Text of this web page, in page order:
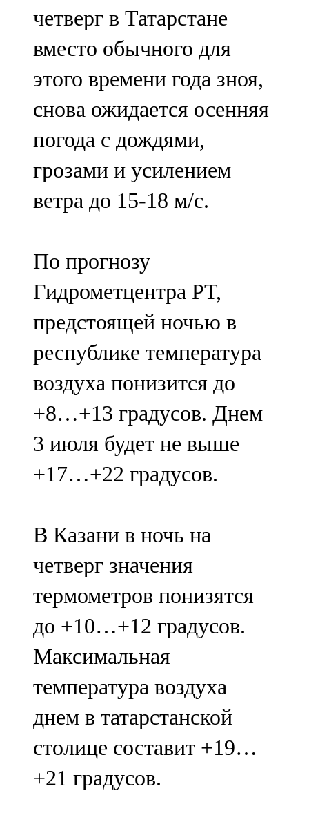
107,8 FM
Теләче
106,1 FM
Түбән Кама
102,6 FM
Чирмешән
107,7 FM
103,0 FM
Чүпрәле
91,0 FM
Шәмәрдән
102,3 FM
Яңа чишмә
107,0 FM
Яр Чаллы
четверг в Татарстане
вместо обычного для
этого времени года зноя,
снова ожидается осенняя
погода с дождями,
грозами и усилением
ветра до 15-18 м/с.
По прогнозу
Гидрометцентра РТ,
предстоящей ночью в
республике температура
воздуха понизится до
+8…+13 градусов. Днем
3 июля будет не выше
+17…+22 градусов.
В Казани в ночь на
четверг значения
термометров понизятся
до +10…+12 градусов.
Максимальная
температура воздуха
днем в татарстанской
столице составит +19…
+21 градусов.